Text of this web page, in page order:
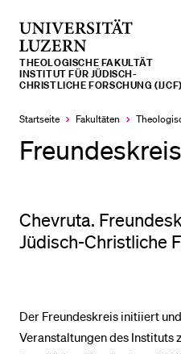
THEOLOGISCHE FAKULTÄT
INSTITUT FÜR JÜDISCH-
CHRISTLICHE FORSCHUNG (IJCF)
Startseite Fakultäten
Chevruta.
Jüdisch-Christliche
Der Freundeskreis initiiert
Veranstaltungen des Instituts
LETZTE SUCHEN
Sie haben noch keine Suche
Schulklassen und
Forschende
Mitarbeitende
Förderer